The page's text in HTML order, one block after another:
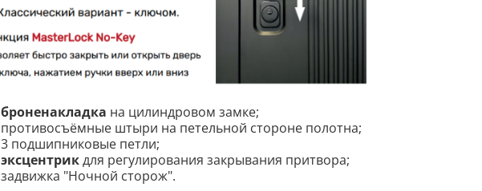
броненакладка на цилиндровом замке;
противосъёмные штыри на петельной стороне полотна;
3 подшипниковые петли;
эксцентрикдля регулирования закрывания притвора;
задвижка "Ночной сторож".